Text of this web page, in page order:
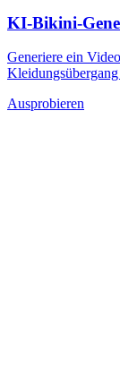
KI-Bikini-
Generiere ein
Ausprobieren